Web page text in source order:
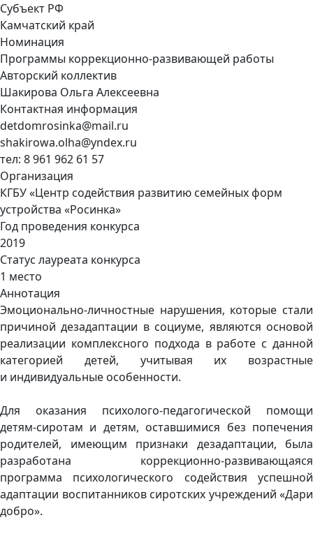
Субъект РФ
Камчатский край
Номинация
Программы коррекционно-развивающей работы
Авторский коллектив
Шакирова Ольга Алексеевна
Контактная информация
detdomrosinka@mail.ru
shakirowa.olha@yndex.ru
тел: 8 961 962 61 57
Организация
КГБУ «Центр содействия развитию семейных форм
устройства «Росинка»
Год проведения конкурса
2019
Статус лауреата конкурса
1 место
Аннотация
Эмоционально-личностные нарушения, которые стали
причиной дезадаптации в социуме, являются основой
реализации комплексного подхода в работе с данной
категорией детей, учитывая их возрастные
и индивидуальные особенности.
Для оказания психолого-педагогической помощи
детям-сиротам и детям, оставшимися без попечения
родителей, имеющим признаки дезадаптации, была
разработана коррекционно-развивающаяся
программа психологического содействия успешной
адаптации воспитанников сиротских учреждений «Дари
добро».